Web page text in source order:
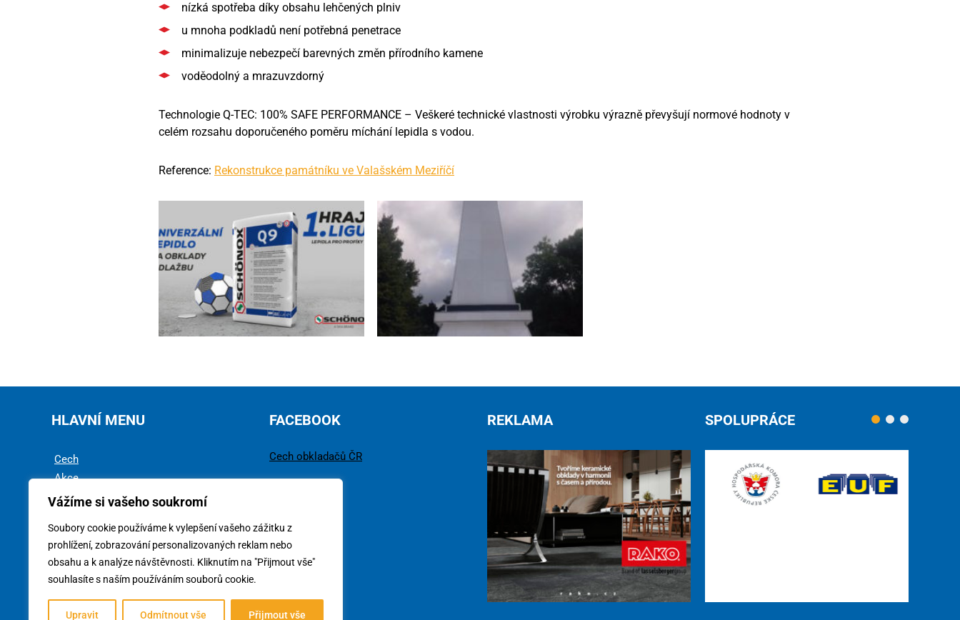
Vážíme si vašeho soukromí
Soubory cookie používáme k vylepšení vašeho zážitku z
prohlížení, zobrazování personalizovaných reklam nebo
obsahu a k analýze návštěvnosti. Kliknutím na "Přijmout vše"
souhlasíte s naším používáním souborů cookie.
Upravit Odmítnout vše Přijmout vše
nízká spotřeba díky obsahu lehčených plniv
u mnoha podkladů není potřebná penetrace
minimalizuje nebezpečí barevných změn přírodního kamene
voděodolný a mrazuvzdorný
Technologie Q-TEC: 100% SAFE PERFORMANCE – Veškeré technické vlastnosti výrobku výrazně převyšují normové hodnoty v
celém rozsahu doporučeného poměru míchání lepidla s vodou.
Reference: Rekonstrukce památníku ve Valašském Meziříčí
HLAVNÍ MENU
Cech
Akce
Rady a tipy
Ke stažení
FACEBOOK
Cech obkladačů ČR
REKLAMA SPOLUPRÁCE